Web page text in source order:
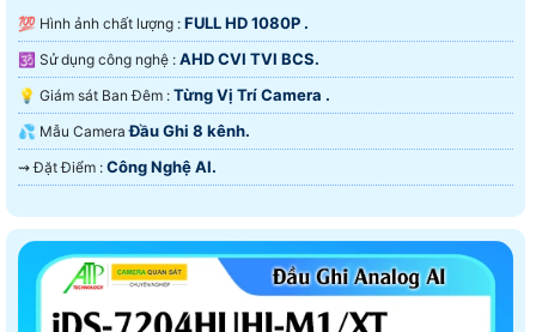
💯 Hình ảnh chất lượng : FULL HD 1080P .
🕉️ Sử dụng công nghệ : AHD CVI TVI BCS.
💡 Giám sát Ban Đêm : Từng Vị Trí Camera .
💦 Mẫu CameraĐầu Ghi 8 kênh.
️⇝ Đặt Điểm : Công Nghệ AI.